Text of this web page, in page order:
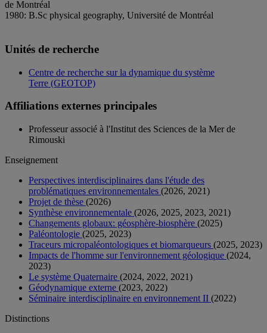
de Montréal
1980: B.Sc physical geography, Université de Montréal
Unités de recherche
Centre de recherche sur la dynamique du système
Terre (GEOTOP)
Affiliations externes principales
Professeur associé à l'Institut des Sciences de la Mer de
Rimouski
Enseignement
Perspectives interdisciplinaires dans l'étude des
problématiques environnementales (2026, 2021)
Projet de thèse (2026)
Synthèse environnementale (2026, 2025, 2023, 2021)
Changements globaux: géosphère-biosphère (2025)
Paléontologie (2025, 2023)
Traceurs micropaléontologiques et biomarqueurs (2025, 2023)
Impacts de l'homme sur l'environnement géologique (2024,
2023)
Le système Quaternaire (2024, 2022, 2021)
Géodynamique externe (2023, 2022)
Séminaire interdisciplinaire en environnement II (2022)
Distinctions